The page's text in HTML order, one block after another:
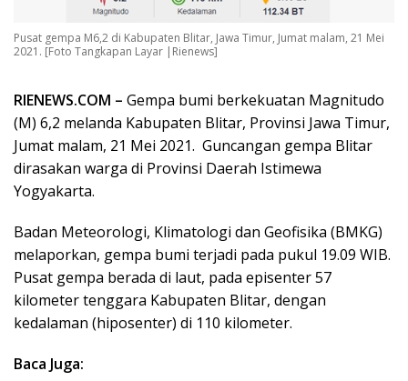
Pusat gempa M6,2 di Kabupaten Blitar, Jawa Timur, Jumat malam, 21 Mei
2021. [Foto Tangkapan Layar |Rienews]
RIENEWS.COM – Gempa bumi berkekuatan Magnitudo
(M) 6,2 melanda Kabupaten Blitar, Provinsi Jawa Timur,
Jumat malam, 21 Mei 2021. Guncangan gempa Blitar
dirasakan warga di Provinsi Daerah Istimewa
Yogyakarta.
Badan Meteorologi, Klimatologi dan Geofisika (BMKG)
melaporkan, gempa bumi terjadi pada pukul 19.09 WIB.
Pusat gempa berada di laut, pada episenter 57
kilometer tenggara Kabupaten Blitar, dengan
kedalaman (hiposenter) di 110 kilometer.
Baca Juga: